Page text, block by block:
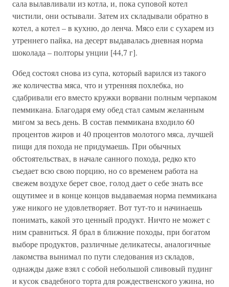
сала вылавливали из котла, и, пока суповой котел
чистили, они остывали. Затем их складывали обратно в
котел, а котел – в кухню, до ленча. Мясо ели с сухарем из
утреннего пайка, на десерт выдавалась дневная норма
шоколада – полторы унции [44,7 г].
Обед состоял снова из супа, который варился из такого
же количества мяса, что и утренняя похлебка, но
сдабривали его вместо кружки ворвани полным черпаком
пеммикана. Благодаря ему обед стал самым желанным
мигом за весь день. В состав пеммикана входило 60
процентов жиров и 40 процентов молотого мяса, лучшей
пищи для похода не придумаешь. При обычных
обстоятельствах, в начале санного похода, редко кто
съедает всю свою порцию, но со временем работа на
свежем воздухе берет свое, голод дает о себе знать все
ощутимее и в конце концов выдаваемая норма пеммикана
уже никого не удовлетворяет. Вот тут-то и начинаешь
понимать, какой это ценный продукт. Ничто не может с
ним сравниться. Я брал в ближние походы, при богатом
выборе продуктов, различные деликатесы, аналогичные
лакомства вынимал по пути следования из складов,
однажды даже взял с собой небольшой сливовый пудинг
и кусок свадебного торта для рождественского ужина, но